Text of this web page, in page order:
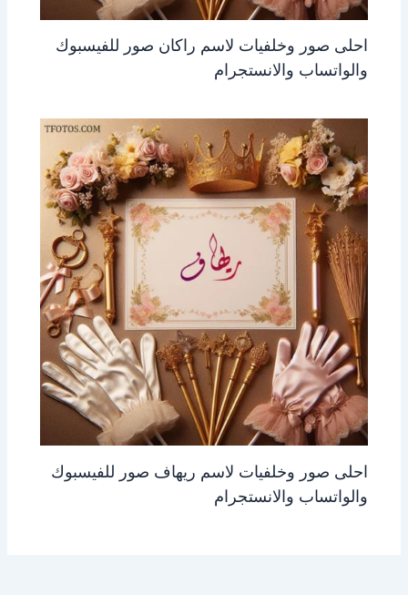
احلى صور وخلفيات لاسم راكان صور للفيسبوك
والواتساب والانستجرام
احلى صور وخلفيات لاسم ريهاف صور للفيسبوك
والواتساب والانستجرام